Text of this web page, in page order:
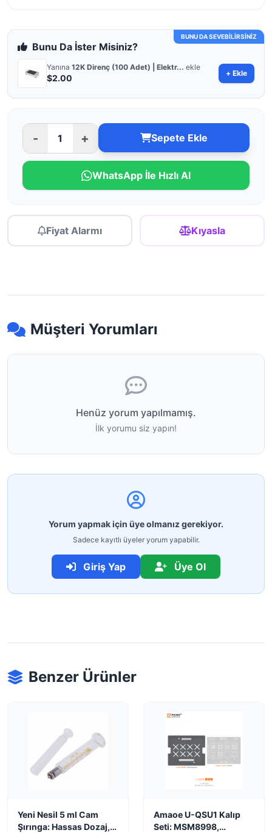
BUNU DA SEVEBİLİRSİNİZ
Bunu Da İster Misiniz?
Yanına 12K Direnç (100 Adet) | Elektr... ekle
$2.00 + Ekle
- + Sepete Ekle
WhatsApp İle Hızlı Al
Fiyat Alarmı Kıyasla
Müşteri Yorumları
Henüz yorum yapılmamış.
İlk yorumu siz yapın!
Yorum yapmak için üye olmanız gerekiyor.
Sadece kayıtlı üyeler yorum yapabilir.
Giriş Yap Üye Ol
Benzer Ürünler
Yeni Nesil 5 ml Cam
Şırınga: Hassas Dozaj,
Amaoe U-QSU1 Kalıp
Seti: MSM8998,